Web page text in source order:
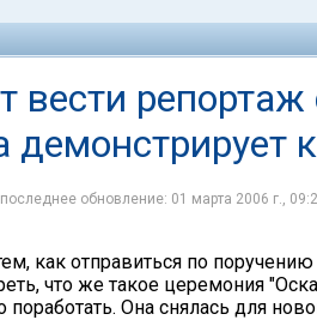
вести
демонстрирует
обновление: 01 марта 2006 г.,
как отправиться по
что же такое церемония
поработать. Она снялась для